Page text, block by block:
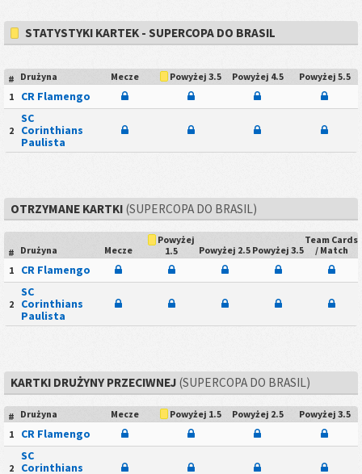
STATYSTYKI KARTEK - SUPERCOPA DO BRASIL
# Drużyna Mecze Powyżej 3.5 Powyżej 4.5
Powyżej 5.5
1
CR Flamengo
2
SC
Corinthians
Paulista
OTRZYMANE KARTKI(SUPERCOPA DO BRASIL)
# Drużyna Mecze
Powyżej
1.5
Powyżej 2.5 Powyżej 3.5
Team Cards
/ Match
1
CR Flamengo
2
SC
Corinthians
Paulista
KARTKI DRUŻYNY PRZECIWNEJ(SUPERCOPA DO BRASIL)
# Drużyna Mecze Powyżej 1.5 Powyżej 2.5
Powyżej 3.5
1
CR Flamengo
2
SC
Corinthians